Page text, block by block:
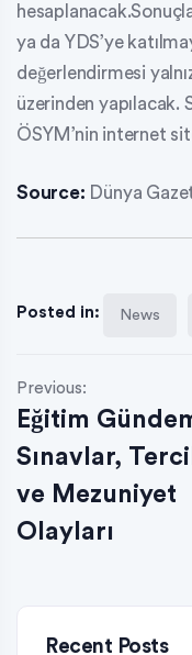
ya da YDS’ye
değerlendirmesi
üzerinden yapılacak.
ÖSYM’nin internet
Source: Dünya
Posted in: News
Previous:
Eğitim
Sınavlar,
ve Mezuniyet
Olayları
Recent Posts